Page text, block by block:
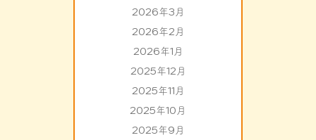
2026年3月
2026年2月
2026年1月
2025年12月
2025年11月
2025年10月
2025年9月